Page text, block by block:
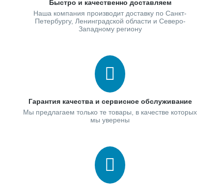
Быстро и качественно доставляем
Наша компания производит доставку по Санкт-
Петербургу, Ленинградской области и Северо-
Западному региону
Гарантия качества и сервисное обслуживание
Мы предлагаем только те товары, в качестве которых
мы уверены